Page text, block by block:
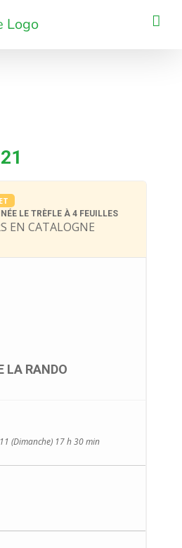
LE TRÈFLE À 4 FEUILLES
EN CATALOGNE
LA RANDO
(Dimanche) 17 h 30 min